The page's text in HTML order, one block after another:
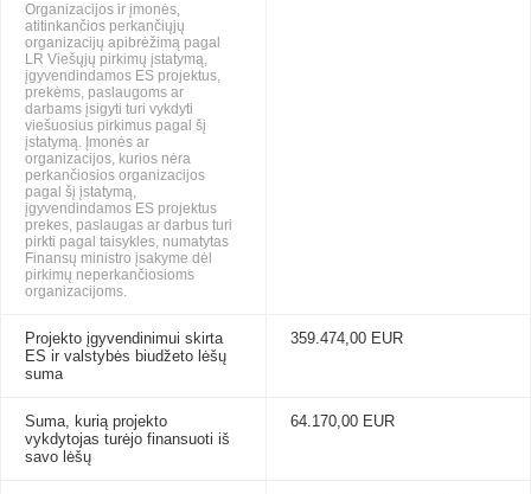
Organizacijos ir įmonės,
atitinkančios perkančiųjų
organizacijų apibrėžimą pagal
LR Viešųjų pirkimų įstatymą,
įgyvendindamos ES projektus,
prekėms, paslaugoms ar
darbams įsigyti turi vykdyti
viešuosius pirkimus pagal šį
įstatymą. Įmonės ar
organizacijos, kurios nėra
perkančiosios organizacijos
pagal šį įstatymą,
įgyvendindamos ES projektus
prekes, paslaugas ar darbus turi
pirkti pagal taisykles, numatytas
Finansų ministro įsakyme dėl
pirkimų neperkančiosioms
organizacijoms.
Projekto įgyvendinimui skirta
ES ir valstybės biudžeto lėšų
suma
359.474,00 EUR
Suma, kurią projekto
vykdytojas turėjo finansuoti iš
savo lėšų
64.170,00 EUR